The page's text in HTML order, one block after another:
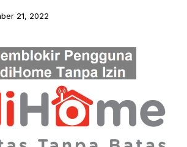
21, 2022